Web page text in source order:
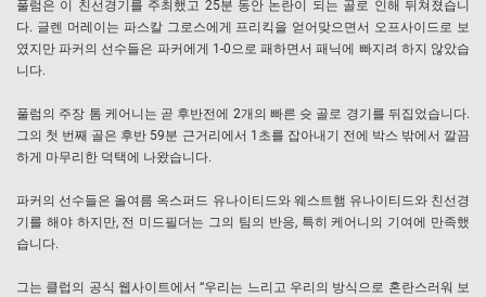
풀럼은 이 친선경기를 주최했고 25분 동안 논란이 되는 골로 인해 뒤쳐졌습니
다. 글렌 머레이는 파스칼 그로스에게 프리킥을 얻어맞으면서 오프사이드로 보
였지만 파커의 선수들은 파커에게 1-0으로 패하면서 패닉에 빠지려 하지 않았습
니다.
풀럼의 주장 톰 케어니는 곧 후반전에 2개의 빠른 슛 골로 경기를 뒤집었습니다.
그의 첫 번째 골은 후반 59분 근거리에서 1초를 잡아내기 전에 박스 밖에서 깔끔
하게 마무리한 덕택에 나왔습니다.
파커의 선수들은 올여름 옥스퍼드 유나이티드와 웨스트햄 유나이티드와 친선경
기를 해야 하지만, 전 미드필더는 그의 팀의 반응, 특히 케어니의 기여에 만족했
습니다.
그는 클럽의 공식 웹사이트에서 “우리는 느리고 우리의 방식으로 혼란스러워 보